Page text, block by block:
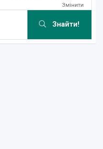
Змінити
Знайти!